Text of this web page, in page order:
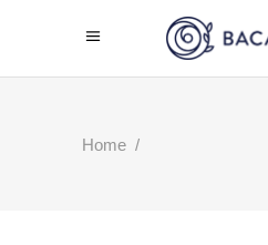
Home /